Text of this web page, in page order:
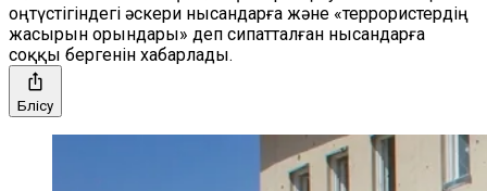
оңтүстігіндегі әскери нысандарға және «террористердің
жасырын орындары» деп сипатталған нысандарға
соққы бергенін хабарлады.
Бөлісу